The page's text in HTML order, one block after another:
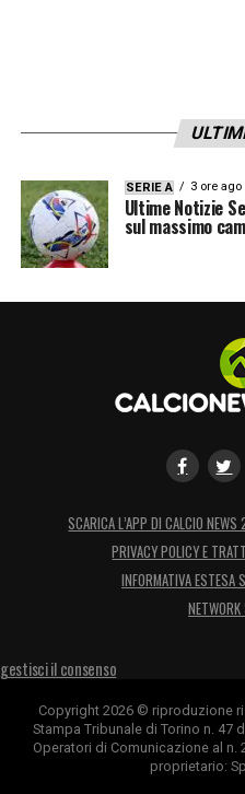
SERIE A 3 ore ago
Ultime Notizie
sul massimo
SCARICA L’APP DI CALCIO NEWS
PRIVACY POLICY E
INFORMATIVA ESTESA
gestisci il consenso
Copyright 2026 © riproduzione
Stampa Tribunale di Torino n. 47
Operatori di Comunicazione al n.
proprietario: